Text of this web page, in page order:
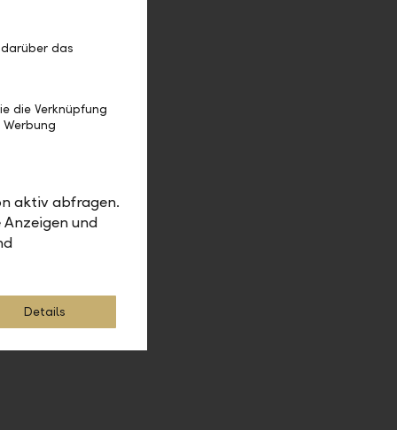
das
die Verknüpfung
aktiv abfragen.
und
Details